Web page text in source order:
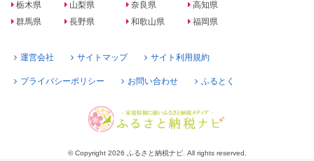
栃木県
群馬県
山梨県
長野県
奈良県
和歌山県
高知県
福岡県
運営会社 サイトマップ サイト利用規約
プライバシーポリシー お問い合わせ ふるとく
© Copyright 2026 ふるさと納税ナビ. All rights reserved.